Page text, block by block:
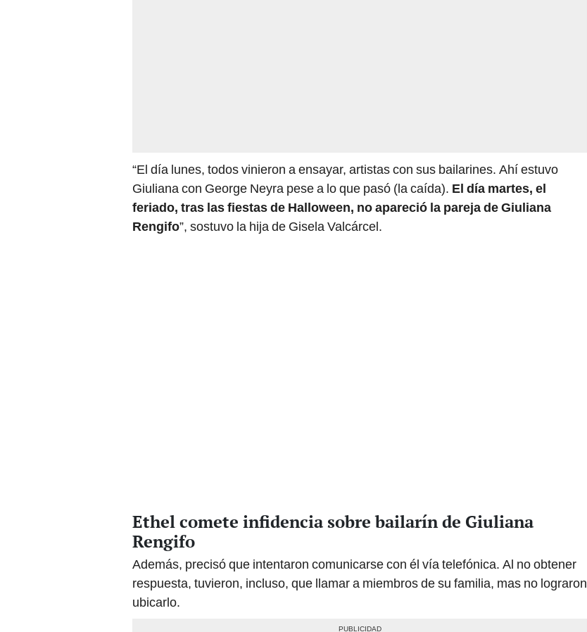
“El día lunes, todos vinieron a ensayar, artistas con sus bailarines. Ahí estuvo
Giuliana con George Neyra pese a lo que pasó (la caída). El día martes, el
feriado, tras las fiestas de Halloween, no apareció la pareja de Giuliana
Rengifo”, sostuvo la hija de Gisela Valcárcel.
Ethel comete infidencia sobre bailarín de Giuliana
Rengifo
Además, precisó que intentaron comunicarse con él vía telefónica. Al no obtener
respuesta, tuvieron, incluso, que llamar a miembros de su familia, mas no lograron
ubicarlo.